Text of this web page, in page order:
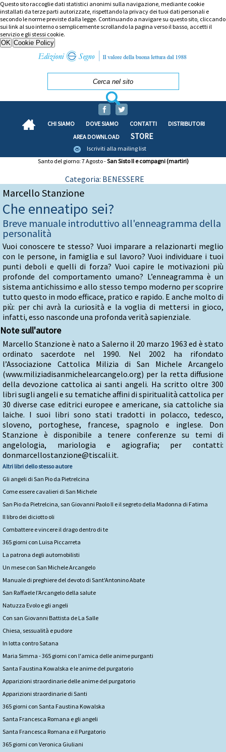
Questo sito raccoglie dati statistici anonimi sulla navigazione, mediante cookie
installati da terze parti autorizzate, rispettando la privacy dei tuoi dati personali e
secondo le norme previste dalla legge. Continuando a navigare su questo sito, cliccando
sui link al suo interno o semplicemente scrollando la pagina verso il basso, accetti il
servizio e gli stessi cookie.
CHI SIAMO DOVE SIAMO CONTATTI
DISTRIBUTORI
AREA DOWNLOAD
STORE
Iscriviti alla mailing list
Santo del giorno: 7 Agosto -San Sisto II e compagni (martiri)
Categoria: BENESSERE
Marcello Stanzione
Che enneatipo sei?
Breve manuale introduttivo all'enneagramma della
personalità
Vuoi conoscere te stesso? Vuoi imparare a relazionarti meglio
con le persone, in famiglia e sul lavoro? Vuoi individuare i tuoi
punti deboli e quelli di forza? Vuoi capire le motivazioni più
profonde del comportamento umano? L’enneagramma è un
sistema antichissimo e allo stesso tempo moderno per scoprire
tutto questo in modo efficace, pratico e rapido. E anche molto di
più: per chi avrà la curiosità e la voglia di mettersi in gioco,
infatti, esso nasconde una profonda verità sapienziale.
Note sull'autore
Marcello Stanzione è nato a Salerno il 20 marzo 1963 ed è stato
ordinato sacerdote nel 1990. Nel 2002 ha rifondato
l’Associazione Cattolica Milizia di San Michele Arcangelo
(www.miliziadisanmichelearcangelo.org) per la retta diffusione
della devozione cattolica ai santi angeli. Ha scritto oltre 300
libri sugli angeli e su tematiche affini di spiritualità cattolica per
30 diverse case editrici europee e americane, sia cattoliche sia
laiche. I suoi libri sono stati tradotti in polacco, tedesco,
sloveno, portoghese, francese, spagnolo e inglese. Don
Stanzione è disponibile a tenere conferenze su temi di
angelologia, mariologia e agiografia; per contatti:
donmarcellostanzione@tiscali.it.
Altri libri dello stesso autore
Gli angeli di San Pio da Pietrelcina
Come essere cavalieri di San Michele
San Pio da Pietrelcina, san Giovanni Paolo II e il segreto della Madonna di Fatima
Il libro dei diciotto oli
Combattere e vincere il drago dentro di te
365 giorni con Luisa Piccarreta
La patrona degli automobilisti
Un mese con San Michele Arcangelo
Manuale di preghiere del devoto di Sant'Antonino Abate
San Raffaele l'Arcangelo della salute
Natuzza Evolo e gli angeli
Con san Giovanni Battista de La Salle
Chiesa, sessualità e pudore
In lotta contro Satana
Maria Simma - 365 giorni con l'amica delle anime purganti
Santa Faustina Kowalska e le anime del purgatorio
Apparizioni straordinarie delle anime del purgatorio
Apparizioni straordinarie di Santi
365 giorni con Santa Faustina Kowalska
Santa Francesca Romana e gli angeli
Santa Francesca Romana e il Purgatorio
365 giorni con Veronica Giuliani